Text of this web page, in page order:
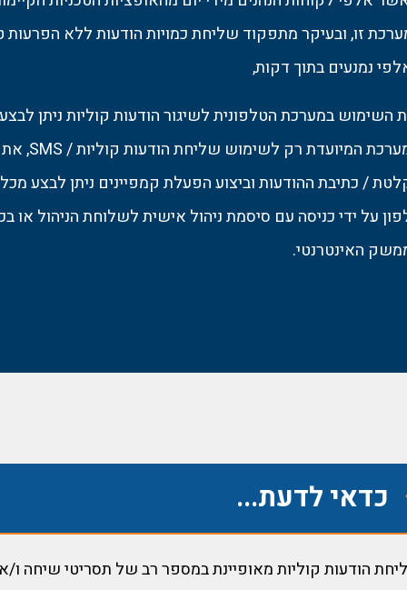
זו, ובעיקר מתפקוד שליחת כמויות הודעות ללא הפרעות
נמנעים בתוך דקות,
השימוש במערכת הטלפונית לשיגור הודעות קוליות ניתן לבצע
ממערכת המיועדת רק לשימוש שליחת הודעות קוליות / SMS, את
/ כתיבת ההודעות וביצוע הפעלת קמפיינים ניתן לבצע מכל
על ידי כניסה עם סיסמת ניהול אישית לשלוחת הניהול או
האינטרנטי.
כדאי לדעת...
הודעות קוליות מאופיינת במספר רב של תסריטי שיחה ו/